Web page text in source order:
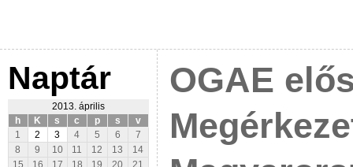
Naptár
2013. április
h
K s c p s
v
1
2 3 4 5 6
7
8
9 10 11 12 13
14
15
16 17 18 19 20
21
OGAE